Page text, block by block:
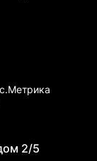
2/5